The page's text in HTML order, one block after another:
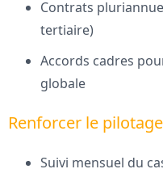
Contrats
tertiaire)
Accords cadres
globale
Renforcer le
Suivi mensuel du